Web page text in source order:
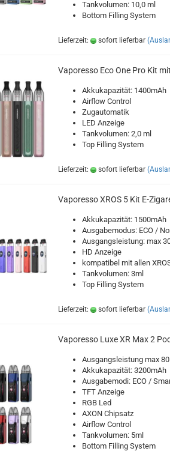
Tankvolumen: 10,0 ml
Bottom Filling System
Lieferzeit: sofort lieferbar
Vaporesso Eco One Pro Kit
Akkukapazität: 1400mAh
Airflow Control
Zugautomatik
LED Anzeige
Tankvolumen: 2,0 ml
Top Filling System
Lieferzeit: sofort lieferbar
Vaporesso XROS 5 Kit E-
Akkukapazität: 1500mAh
Ausgabemodus: ECO /
Ausgangsleistung: max
HD Anzeige
kompatibel mit allen
Tankvolumen: 3ml
Top Filling System
Lieferzeit: sofort lieferbar
Vaporesso Luxe XR Max 2
Ausgangsleistung max
Akkukapazität: 3200mAh
Ausgabemodi: ECO /
TFT Anzeige
RGB Led
AXON Chipsatz
Airflow Control
Tankvolumen: 5ml
Bottom Filling System